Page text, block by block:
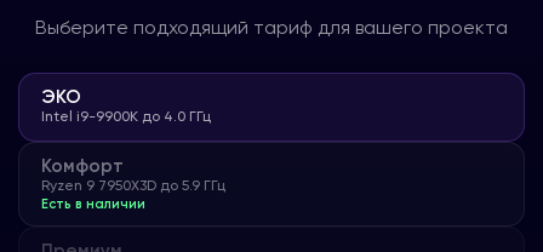
Выберите подходящий тариф для вашего проекта
ЭКО
Intel i9-9900K до 4.0 ГГц
Комфорт
Ryzen 9 7950X3D до 5.9 ГГц
Есть в наличии